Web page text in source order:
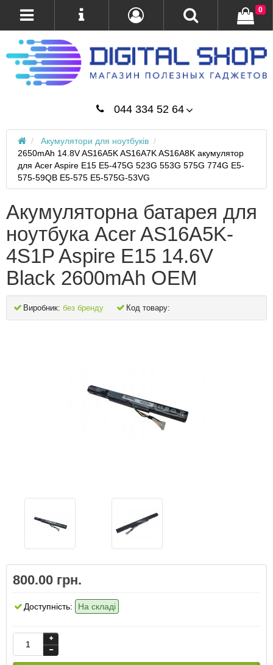
044 334 52 64
0
Акумулятори для ноутбуків
2650mAh 14.8V AS16A5K AS16A7K AS16A8K акумулятор
для Acer Aspire E15 E5-475G 523G 553G 575G 774G E5-
575-59QB E5-575 E5-575G-53VG
Акумуляторна батарея для
ноутбука Acer AS16A5K-
4S1P Aspire E15 14.6V
Black 2600mAh OEM
Виробник: без бренду Код товару:
800.00 грн.
Доступність: На складі